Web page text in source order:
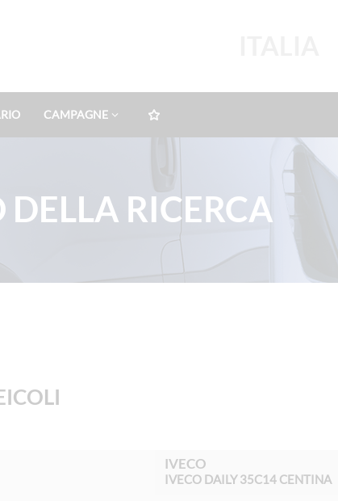
CAMPAGNE
DELLA RICERCA
IVECO
IVECO DAILY 35C14 CENTINA